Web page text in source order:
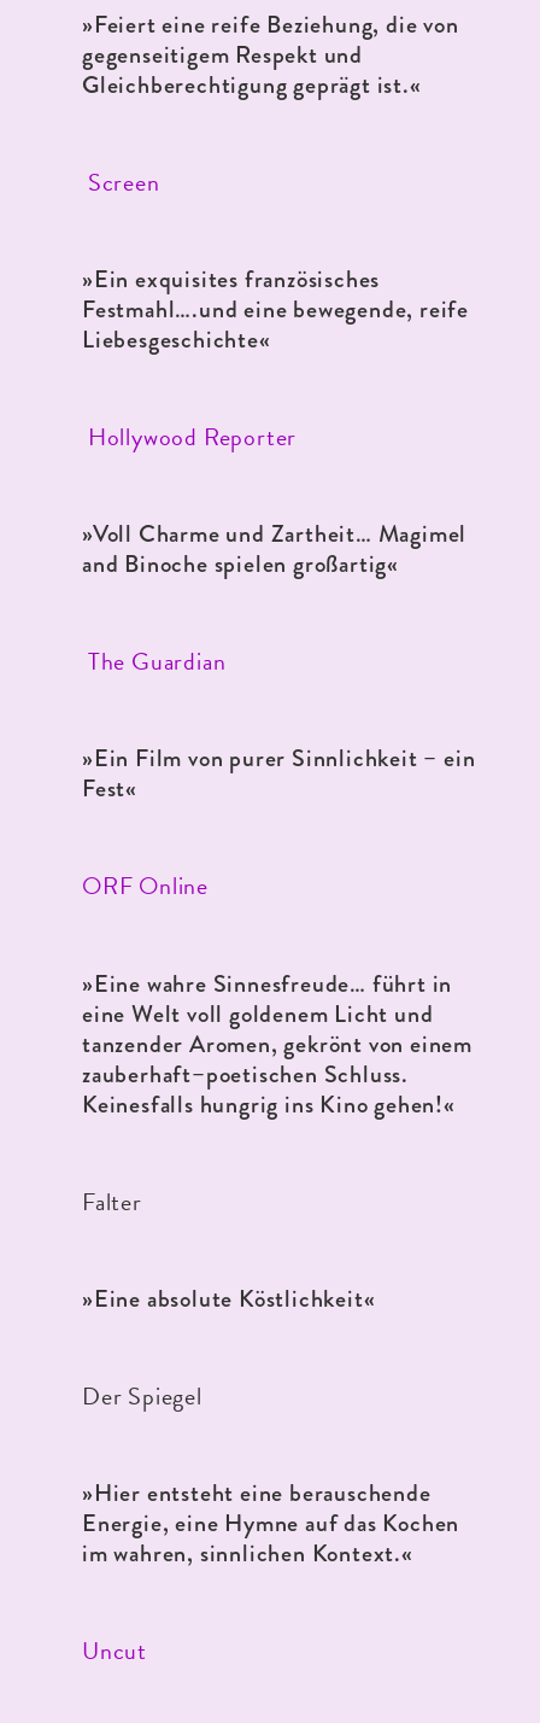
»Feiert eine reife Beziehung, die von
gegenseitigem Respekt und
Gleichberechtigung geprägt ist.«
Screen
»Ein exquisites französisches
Festmahl….und eine bewegende, reife
Liebesgeschichte«
Hollywood Reporter
»Voll Charme und Zartheit… Magimel
and Binoche spielen großartig«
The Guardian
»Ein Film von purer Sinnlichkeit – ein
Fest«
ORF Online
»Eine wahre Sinnesfreude… führt in
eine Welt voll goldenem Licht und
tanzender Aromen, gekrönt von einem
zauberhaft–poetischen Schluss.
Keinesfalls hungrig ins Kino gehen!«
Falter
»Eine absolute Köstlichkeit«
Der Spiegel
»Hier entsteht eine berauschende
Energie, eine Hymne auf das Kochen
im wahren, sinnlichen Kontext.«
Uncut